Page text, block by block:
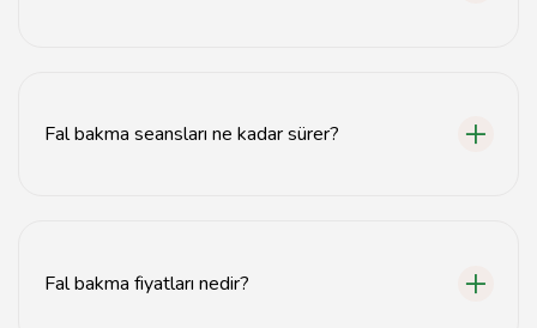
Fal bakma seansları ne kadar sürer?
Fal bakma fiyatları nedir?